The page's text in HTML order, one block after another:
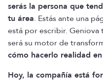
serás la persona que
tu área. Estás ante una
está por escribir.
será su motor de
cómo hacerlo realidad
Hoy, la compañía está